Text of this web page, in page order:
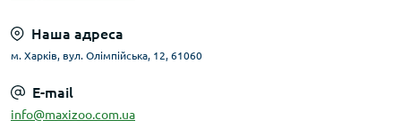
Наша адреса
м. Харків, вул. Олімпійська, 12, 61060
E-mail
info@maxizoo.com.ua